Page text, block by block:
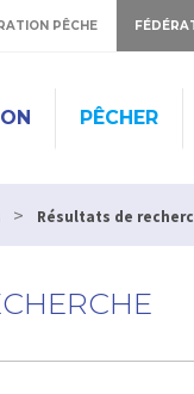
PÊCHE
PÊCHER
> Résultats de